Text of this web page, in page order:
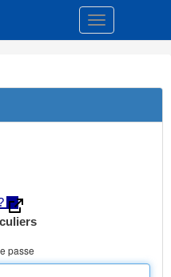
Toggle
passe